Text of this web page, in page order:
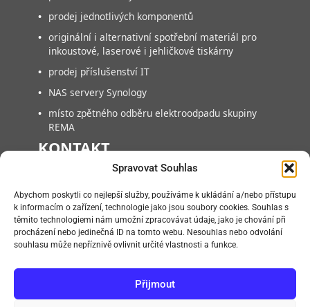
Spravovat Souhlas
Abychom poskytli co nejlepší služby, používáme k ukládání a/nebo přístupu
k informacím o zařízení, technologie jako jsou soubory cookies. Souhlas s
těmito technologiemi nám umožní zpracovávat údaje, jako je chování při
procházení nebo jedinečná ID na tomto webu. Nesouhlas nebo odvolání
souhlasu může nepříznivě ovlivnit určité vlastnosti a funkce.
Přijmout
• prodej jednotlivých komponentů
• originální i alternativní spotřební materiál pro
inkoustové, laserové i jehličkové tiskárny
• prodej příslušenství IT
• NAS servery Synology
• místo zpětného odběru elektroodpadu skupiny
REMA
KONTAKT
Vlárská 953/22, 627 00, Brno-Slatina
+420 545218880
+420 545218881
09:00 – 14:00